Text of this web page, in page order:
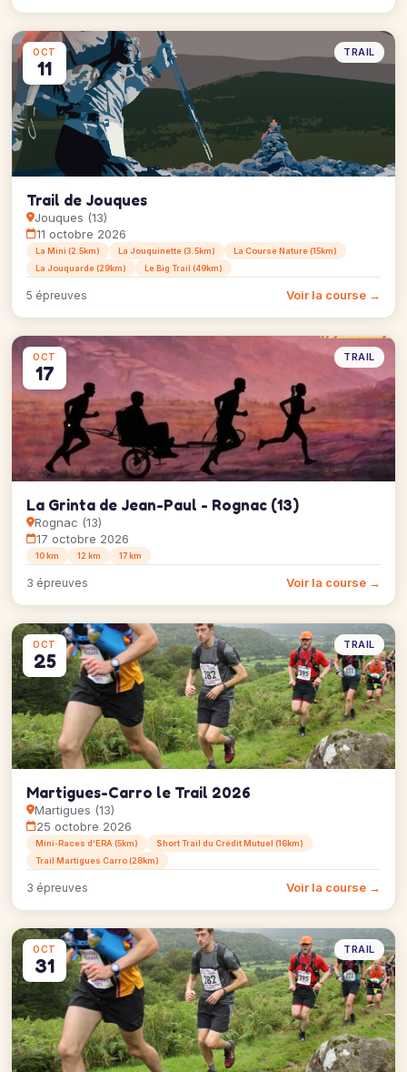
OCT
11
TRAIL
Trail de Jouques
Jouques (13)
11 octobre 2026
La Mini (2.5km) La Jouquinette (3.5km)
La Course Nature (15km)
La Jouquarde (29km)
Le Big Trail (49km)
5 épreuves Voir la course →
OCT
17
TRAIL
La Grinta de Jean-Paul - Rognac (13)
Rognac (13)
17 octobre 2026
10 km 12 km 17 km
3 épreuves Voir la course →
OCT
25
TRAIL
Martigues-Carro le Trail 2026
Martigues (13)
25 octobre 2026
Mini-Races d’ERA (5km)
Short Trail du Crédit Mutuel (16km)
Trail Martigues Carro (28km)
3 épreuves Voir la course →
OCT
31
TRAIL